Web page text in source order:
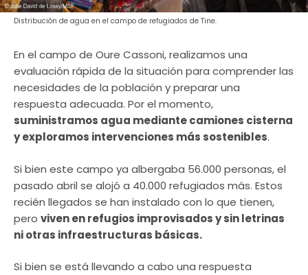
Distribución de agua en el campo de refugiados de Tine.
En el campo de Oure Cassoni, realizamos una
evaluación rápida de la situación para comprender las
necesidades de la población y preparar una
respuesta adecuada. Por el momento,
suministramos agua mediante camiones cisterna
y exploramos intervenciones más sostenibles.
Si bien este campo ya albergaba 56.000 personas, el
pasado abril se alojó a 40.000 refugiados más. Estos
recién llegados se han instalado con lo que tienen,
pero viven en refugios improvisados ​​y sin letrinas
ni otras infraestructuras básicas.
Si bien se está llevando a cabo una respuesta